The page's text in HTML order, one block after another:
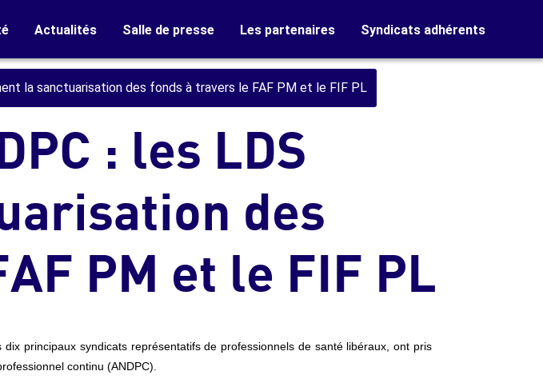
Actualités Salle de presse Les partenaires Syndicats adhérents
la sanctuarisation des fonds à travers le FAF PM et le FIF PL
: les LDS
des
PM et le FIF PL
principaux syndicats représentatifs de professionnels de santé libéraux, ont pris
continu (ANDPC).